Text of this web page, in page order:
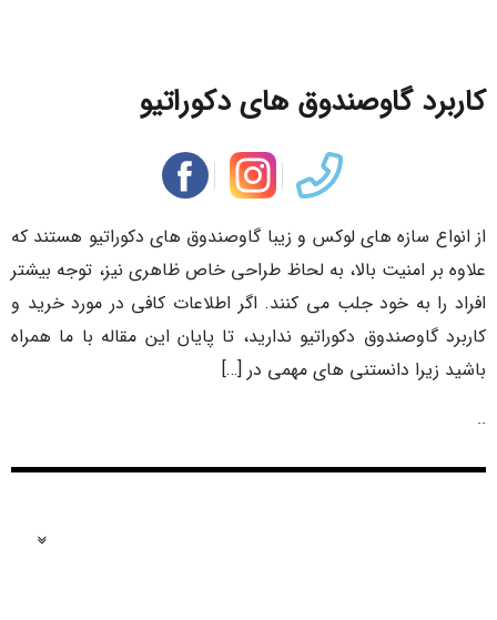
کاربرد گاوصندوق های دکوراتیو
از انواع سازه های لوکس و زیبا گاوصندوق های دکوراتیو هستند که
علاوه بر امنیت بالا، به لحاظ طراحی خاص ظاهری نیز، توجه بیشتر
افراد را به خود جلب می کنند. اگر اطلاعات کافی در مورد خرید و
کاربرد گاوصندوق دکوراتیو ندارید، تا پایان این مقاله با ما همراه
باشید زیرا دانستنی های مهمی در […]
..